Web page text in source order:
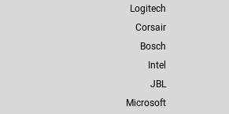
Logitech
Corsair
Bosch
Intel
JBL
Microsoft